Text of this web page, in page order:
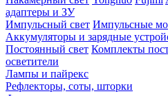
адаптеры и ЗУ
Импульсный свет Импульсные
Аккумуляторы и зарядные
Постоянный свет Комплекты
осветители
Лампы и пайрекс
Рефлекторы, соты, шторки